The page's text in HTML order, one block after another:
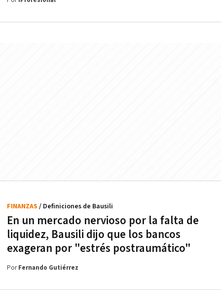
En un mercado nervioso por la falta de
liquidez, Bausili dijo que los bancos
exageran por "estrés postraumático"
FINANZAS / Definiciones de Bausili
PorFernando Gutiérrez